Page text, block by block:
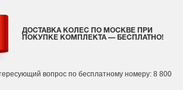
ДОСТАВКА КОЛЕС ПО МОСКВЕ ПРИ
ПОКУПКЕ КОМПЛЕКТА — БЕСПЛАТНО!
вопрос по бесплатному номеру: 8 800